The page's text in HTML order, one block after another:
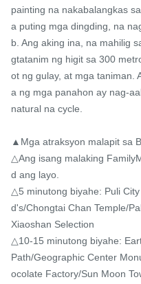
painting na nakabalangkas
a puting mga dingding, na
b. Ang aking ina, na mahilig
gtatanim ng higit sa 300
ot ng gulay, at mga taniman.
a ng mga panahon ay nag-
natural na cycle.
▲Mga atraksyon malapit sa
△Ang isang malaking
d ang layo.
△5 minutong biyahe: Puli
d's/Chongtai Chan Temple/
Xiaoshan Selection
△10-15 minutong biyahe:
Path/Geographic Center
ocolate Factory/Sun Moon